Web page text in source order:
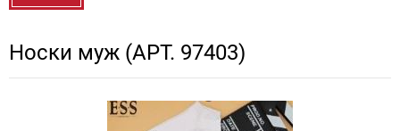
Носки муж (АРТ. 97403)
Новинка